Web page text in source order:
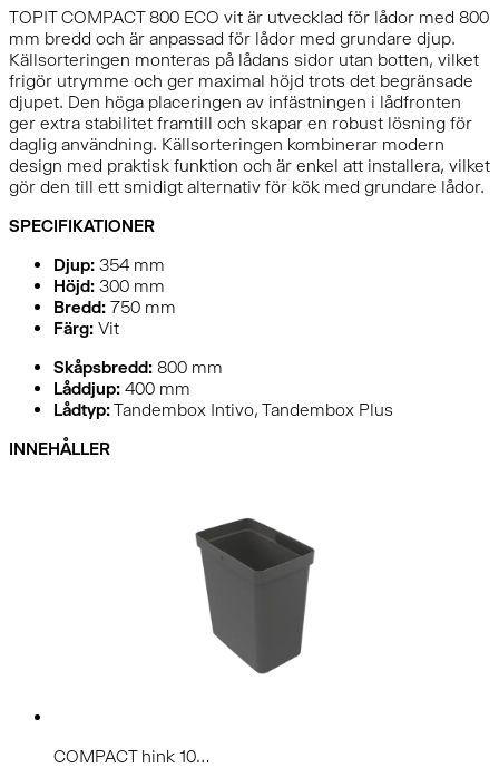
TOPIT COMPACT 800 ECO vit är utvecklad för lådor med 800
mm bredd och är anpassad för lådor med grundare djup.
Källsorteringen monteras på lådans sidor utan botten, vilket
frigör utrymme och ger maximal höjd trots det begränsade
djupet. Den höga placeringen av infästningen i lådfronten
ger extra stabilitet framtill och skapar en robust lösning för
daglig användning. Källsorteringen kombinerar modern
design med praktisk funktion och är enkel att installera, vilket
gör den till ett smidigt alternativ för kök med grundare lådor.
SPECIFIKATIONER
Djup: 354mm
Höjd: 300 mm
Bredd: 750 mm
Färg: Vit
Skåpsbredd: 800 mm
Låddjup: 400 mm
Lådtyp:Tandembox Intivo, Tandembox Plus
INNEHÅLLER
COMPACT hink 10...